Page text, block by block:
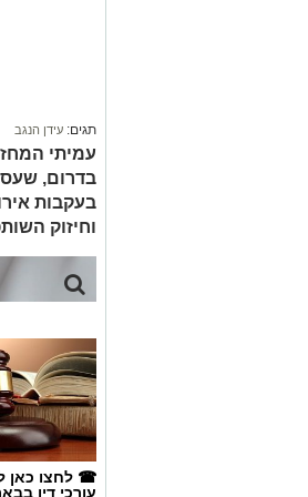
תגים: עידן הנגב
עמיתי
בדרום,
וחיזוק
☎ לחצו כאן
עורכי דין